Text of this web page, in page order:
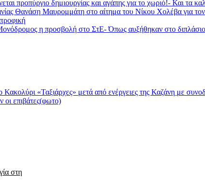
προπύργιο δημιουργίας και αγάπης για το χωριό!- Και τα
Θανάση Μαυρομμάτη στο αίτημα του Νίκου Χολέβα για
η προσβολή στο ΣτΕ- Όπως αυξήθηκαν στο διπλάσιο οι
«Ταξιάρχες» μετά από ενέργειες της Καζάνη με
επιβάτες(φωτο)
στη